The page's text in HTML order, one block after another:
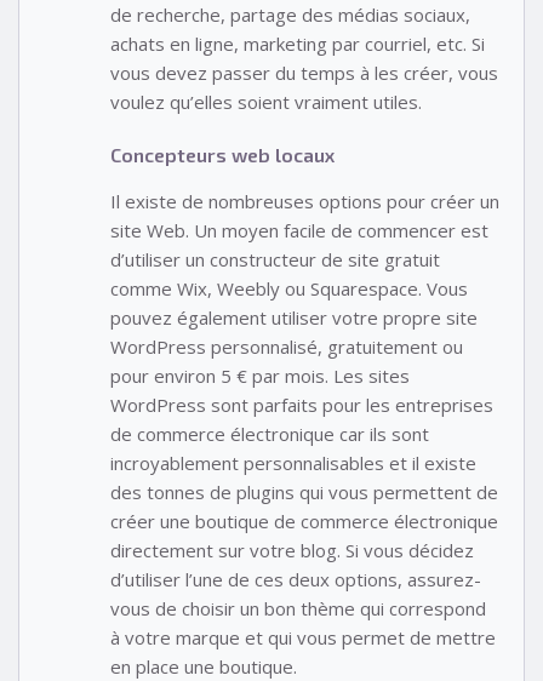
de recherche, partage des médias sociaux,
achats en ligne, marketing par courriel, etc. Si
vous devez passer du temps à les créer, vous
voulez qu’elles soient vraiment utiles.
Concepteurs web locaux
Il existe de nombreuses options pour créer un
site Web. Un moyen facile de commencer est
d’utiliser un constructeur de site gratuit
comme Wix, Weebly ou Squarespace. Vous
pouvez également utiliser votre propre site
WordPress personnalisé, gratuitement ou
pour environ 5 € par mois. Les sites
WordPress sont parfaits pour les entreprises
de commerce électronique car ils sont
incroyablement personnalisables et il existe
des tonnes de plugins qui vous permettent de
créer une boutique de commerce électronique
directement sur votre blog. Si vous décidez
d’utiliser l’une de ces deux options, assurez-
vous de choisir un bon thème qui correspond
à votre marque et qui vous permet de mettre
en place une boutique.